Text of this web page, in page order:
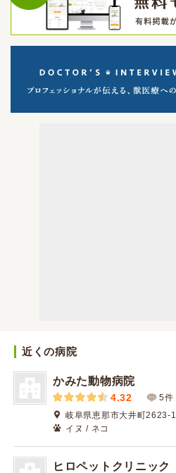
近くの病院
かみた動物病院
4.32
5件
岐阜県恵那市大井町2623-1
イヌ / ネコ
ヒロペットクリニック